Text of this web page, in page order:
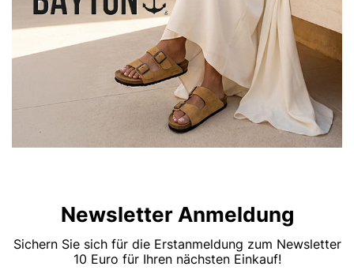
Newsletter Anmeldung
Sichern Sie sich für die Erstanmeldung zum Newsletter
10 Euro für Ihren nächsten Einkauf!